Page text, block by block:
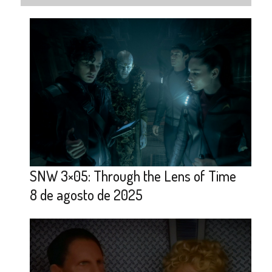
SNW 3×05: Through the Lens of Time
8 de agosto de 2025